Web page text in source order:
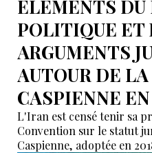
ÉLÉMENTS DU
POLITIQUE ET
ARGUMENTS
AUTOUR DE
CASPIENNE
L'Iran est censé tenir sa
Convention sur le statut
Caspienne, adoptée en